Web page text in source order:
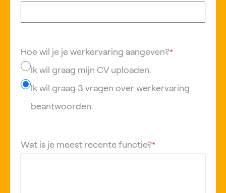
Hoe wil je je werkervaring aangeven?*
Ik wil graag mijn CV uploaden.
Ik wil graag 3 vragen over werkervaring
beantwoorden.
Wat is je meest recente functie?*